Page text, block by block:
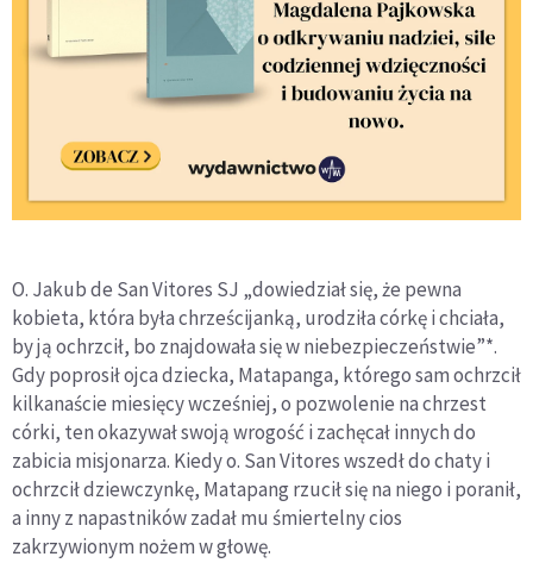
O. Jakub de San Vitores SJ „dowiedział się, że pewna
kobieta, która była chrześcijanką, urodziła córkę i chciała,
by ją ochrzcił, bo znajdowała się w niebezpieczeństwie”*.
Gdy poprosił ojca dziecka, Matapanga, którego sam ochrzcił
kilkanaście miesięcy wcześniej, o pozwolenie na chrzest
córki, ten okazywał swoją wrogość i zachęcał innych do
zabicia misjonarza. Kiedy o. San Vitores wszedł do chaty i
ochrzcił dziewczynkę, Matapang rzucił się na niego i poranił,
a inny z napastników zadał mu śmiertelny cios
zakrzywionym nożem w głowę.